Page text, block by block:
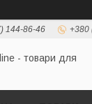
144-86-46 +380
- товари для